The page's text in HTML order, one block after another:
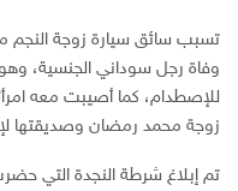
تسبب سائق سيارة زوجة النجم
وفاة رجل سوداني الجنسية،
للإصطدام، كما أصيبت معه
زوجة محمد رمضان وصديقتها
تم إبلاغ شرطة النجدة التي